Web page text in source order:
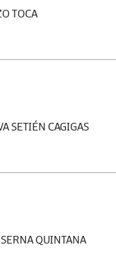
TOCA
SETIÉN CAGIGAS
QUINTANA